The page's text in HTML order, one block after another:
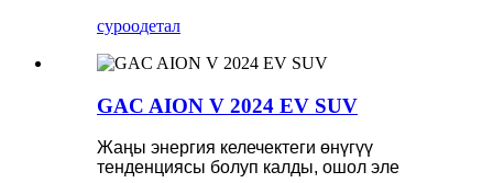
суроодетал
GAC AION V 2024 EV SUV
Жаңы энергия келечектеги өнүгүү
тенденциясы болуп калды, ошол эле